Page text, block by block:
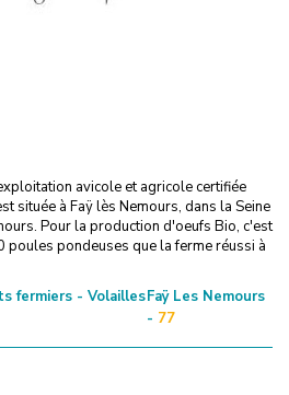
avicole et agricole certifiée
située à Faÿ lès Nemours, dans la Seine
Pour la production d'oeufs Bio, c'est
poules pondeuses que la ferme réussi à
fermiers - VolaillesFaÿ Les Nemours
- 77